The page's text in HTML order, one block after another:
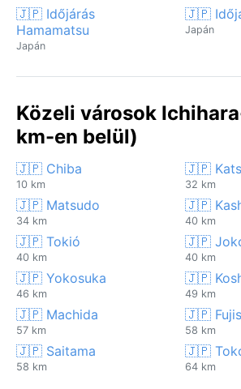
🇯🇵 Időjárás
Hamamatsu
Japán
🇯🇵
Japán
Közeli városok
km-en belül)
🇯🇵 Chiba
10 km
🇯🇵
32 km
🇯🇵 Matsudo
34 km
🇯🇵
40 km
🇯🇵 Tokió
40 km
🇯🇵
40 km
🇯🇵 Yokosuka
46 km
🇯🇵
49 km
🇯🇵 Machida
57 km
🇯🇵
58 km
🇯🇵 Saitama
58 km
🇯🇵
64 km